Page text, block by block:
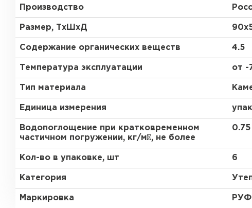
Производство
Размер, ТхШхД
Содержание органических веществ 4.5
Температура эксплуатации от -
Тип материала
Единица измерения
Водопоглощение при кратковременном
частичном погружении, кг/м², не более
0.75
Кол-во в упаковке, шт 6
Категория
Маркировка РУФ
Утеплитель Неман
ПЕРЕЙТИ
Утеплитель Baswool
ПЕРЕЙТИ